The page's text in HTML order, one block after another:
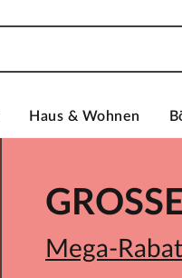
Haus & Wohnen
Mega-